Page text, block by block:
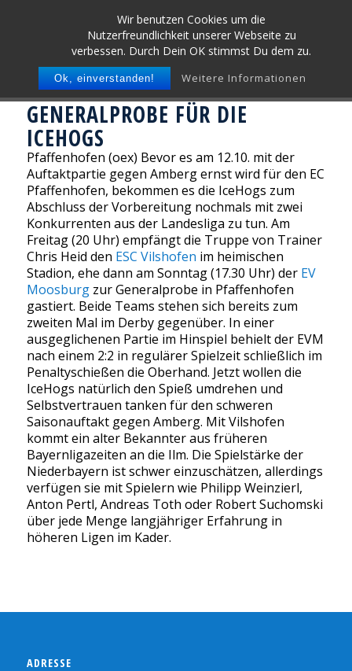
Wir benutzen Cookies um die
Nutzerfreundlichkeit unserer Webseite zu
verbessen. Durch Dein OK stimmst Du dem zu.
Ok, einverstanden! Weitere Informationen
GENERALPROBE FÜR DIE
ICEHOGS
Pfaffenhofen (oex) Bevor es am 12.10. mit der
Auftaktpartie gegen Amberg ernst wird für den EC
Pfaffenhofen, bekommen es die IceHogs zum
Abschluss der Vorbereitung nochmals mit zwei
Konkurrenten aus der Landesliga zu tun. Am
Freitag (20 Uhr) empfängt die Truppe von Trainer
Chris Heid den ESC Vilshofen im heimischen
Stadion, ehe dann am Sonntag (17.30 Uhr) der EV
Moosburgzur Generalprobe in Pfaffenhofen
gastiert. Beide Teams stehen sich bereits zum
zweiten Mal im Derby gegenüber. In einer
ausgeglichenen Partie im Hinspiel behielt der EVM
nach einem 2:2 in regulärer Spielzeit schließlich im
Penaltyschießen die Oberhand. Jetzt wollen die
IceHogs natürlich den Spieß umdrehen und
Selbstvertrauen tanken für den schweren
Saisonauftakt gegen Amberg. Mit Vilshofen
kommt ein alter Bekannter aus früheren
Bayernligazeiten an die Ilm. Die Spielstärke der
Niederbayern ist schwer einzuschätzen, allerdings
verfügen sie mit Spielern wie Philipp Weinzierl,
Anton Pertl, Andreas Toth oder Robert Suchomski
über jede Menge langjähriger Erfahrung in
höheren Ligen im Kader.
ADRESSE